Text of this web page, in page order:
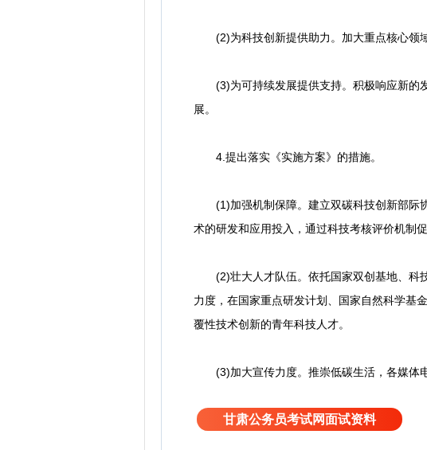
(2)为科技创新提供助力。加大重点核心领域
(3)为可持续发展提供支持。积极响应新的发
展。
4.提出落实《实施方案》的措施。
(1)加强机制保障。建立双碳科技创新部际协
术的研发和应用投入，通过科技考核评价机制
(2)壮大人才队伍。依托国家双创基地、科技
力度，在国家重点研发计划、国家自然科学基
覆性技术创新的青年科技人才。
(3)加大宣传力度。推崇低碳生活，各媒体电
甘肃公务员考试网面试资料